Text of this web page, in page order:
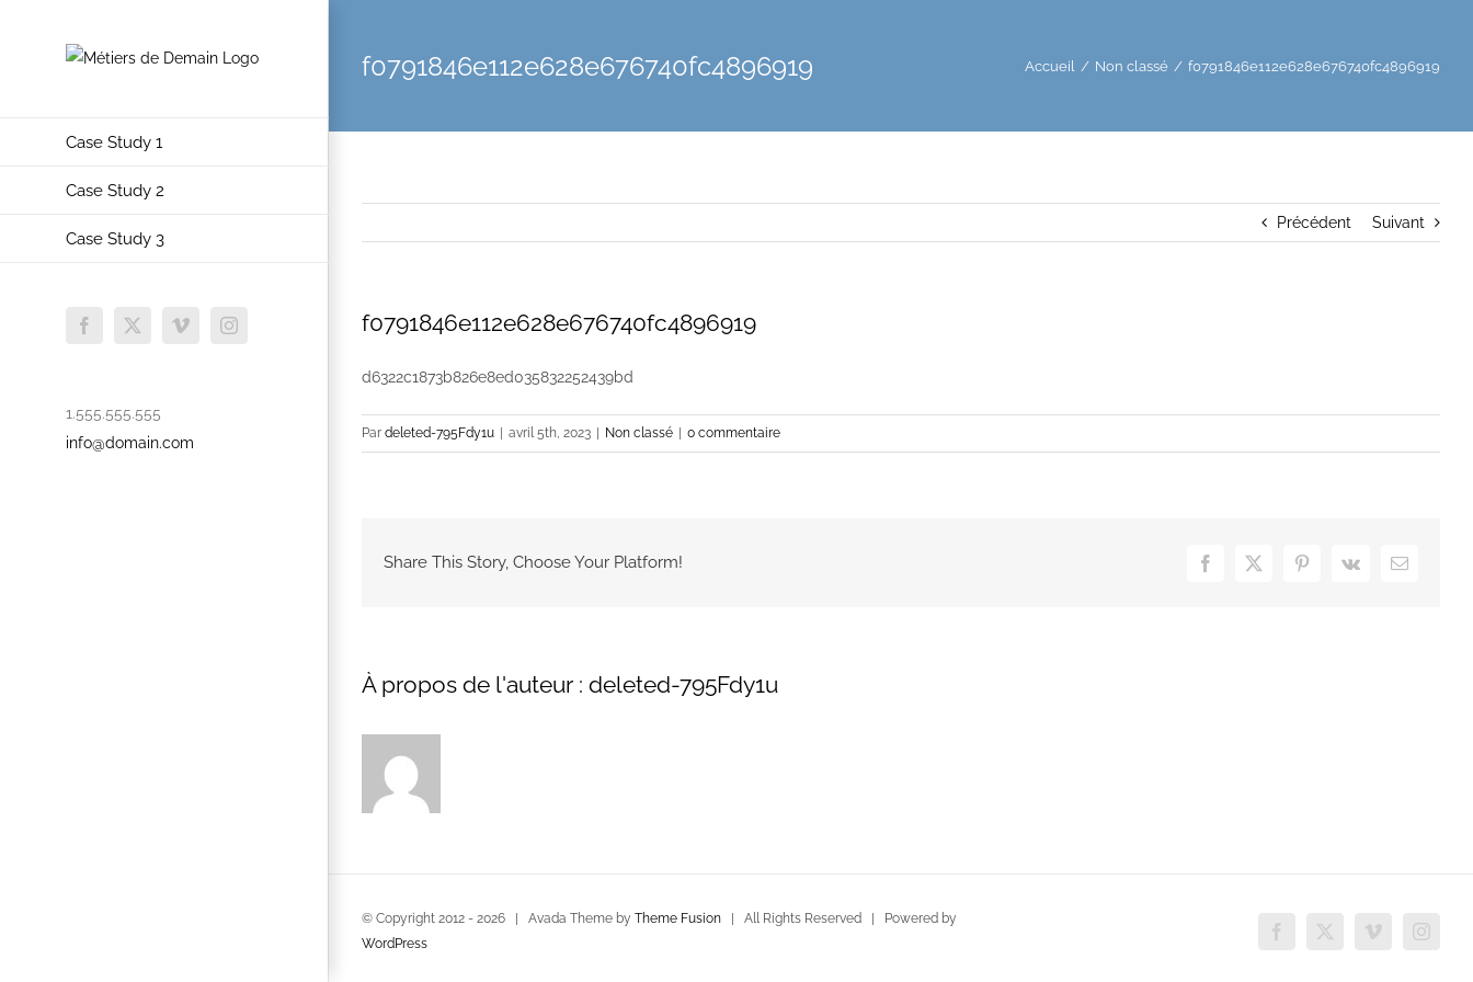
Case Study 1
Case Study 2
Case Study 3
Facebook
X VimeoInstagram
1.555.555.555
info@domain.com
f0791846e112e628e676740fc4896919 Accueil Non classé f0791846e112e628e676740fc4896919
Précédent Suivant
f0791846e112e628e676740fc4896919
d6322c1873b826e8ed035832252439bd
Par deleted-795Fdy1u avril 5th, 2023 Non classé 0 commentaire
Share This Story, Choose Your Platform! Facebook
X Pinterest
Vk Email
À propos de l'auteur : deleted-795Fdy1u
© Copyright 2012 - 2026 | Avada Theme by Theme Fusion | All Rights Reserved | Powered by
WordPress
Facebook
X Vimeo